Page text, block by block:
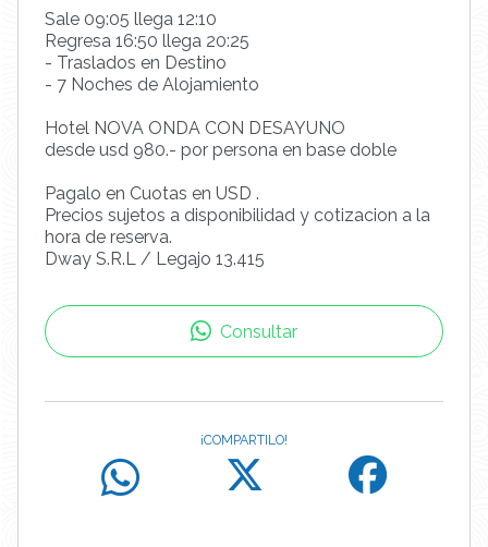
Sale 09:05 llega 12:10
Regresa 16:50 llega 20:25
- Traslados en Destino
- 7 Noches de Alojamiento
Hotel NOVA ONDA CON DESAYUNO
desde usd 980.- por persona en base doble
Pagalo en Cuotas en USD .
Precios sujetos a disponibilidad y cotizacion a la
hora de reserva.
Dway S.R.L / Legajo 13.415
Consultar
¡COMPARTILO!